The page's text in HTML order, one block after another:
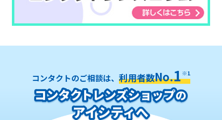
コンタクトのご相談は、 利用者数No.1※1